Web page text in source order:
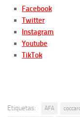
Facebook
Twitter
Instagram
Youtube
TikTok
Etiquetas: AFA